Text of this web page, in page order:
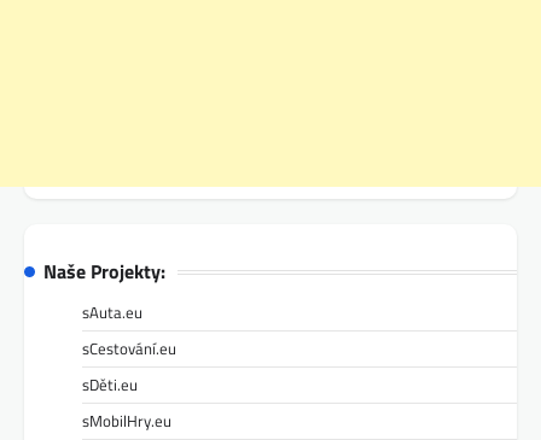
Naše Projekty:
sAuta.eu
sCestování.eu
sDěti.eu
sMobilHry.eu